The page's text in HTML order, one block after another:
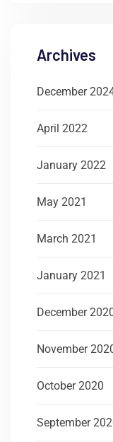
Archives
December
April 2022
January 2022
May 2021
March 2021
January 2021
December
November
October 2020
September